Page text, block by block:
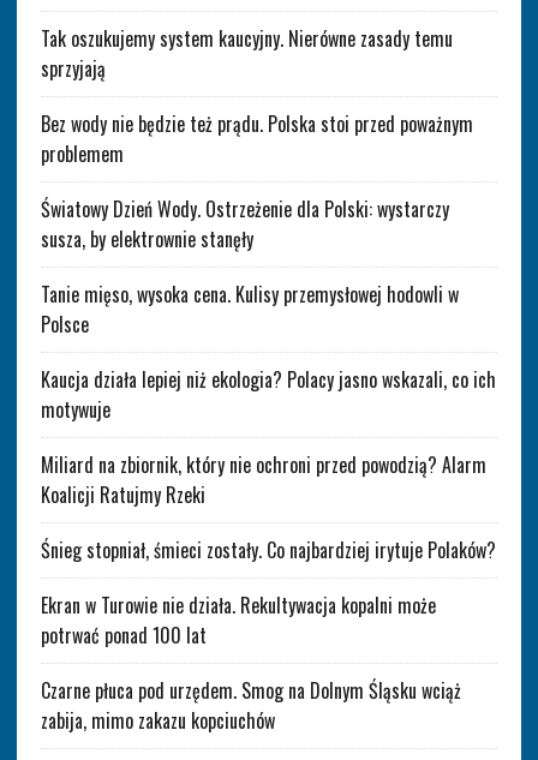
Tak oszukujemy system kaucyjny. Nierówne zasady temu
sprzyjają
Bez wody nie będzie też prądu. Polska stoi przed poważnym
problemem
Światowy Dzień Wody. Ostrzeżenie dla Polski: wystarczy
susza, by elektrownie stanęły
Tanie mięso, wysoka cena. Kulisy przemysłowej hodowli w
Polsce
Kaucja działa lepiej niż ekologia? Polacy jasno wskazali, co ich
motywuje
Miliard na zbiornik, który nie ochroni przed powodzią? Alarm
Koalicji Ratujmy Rzeki
Śnieg stopniał, śmieci zostały. Co najbardziej irytuje Polaków?
Ekran w Turowie nie działa. Rekultywacja kopalni może
potrwać ponad 100 lat
Czarne płuca pod urzędem. Smog na Dolnym Śląsku wciąż
zabija, mimo zakazu kopciuchów